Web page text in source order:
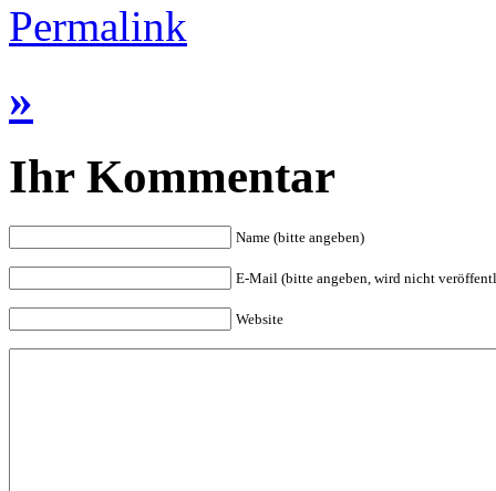
Permalink
»
Ihr Kommentar
Name (bitte angeben)
E-Mail (bitte angeben, wird nicht
Website